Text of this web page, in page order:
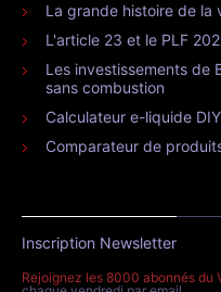
La grande histoire de la
L'article 23 et le PLF
Les investissements de
sans combustion
Calculateur e-liquide DIY
Comparateur de
Inscription Newsletter
Rejoignez les 8000 abonnés du